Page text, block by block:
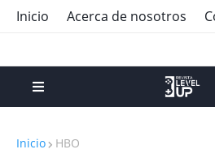
Inicio Acerca de nosotros
Inicio HBO